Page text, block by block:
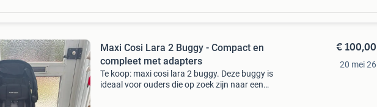
Maxi Cosi Lara 2 Buggy - Compact en
compleet met adapters
Te koop: maxi cosi lara 2 buggy. Deze buggy is
ideaal voor ouders die op zoek zijn naar een
€ 100,00
20 mei 26